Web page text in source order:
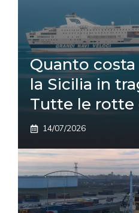
Quanto
la Sicilia in
Tutte le rotte
14/07/2026